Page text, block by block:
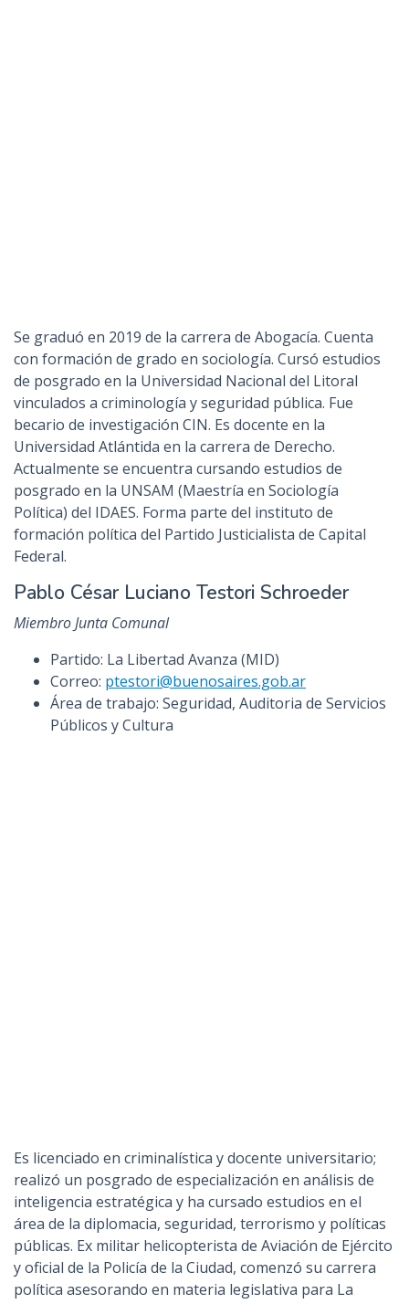
Se graduó en 2019 de la carrera de Abogacía. Cuenta
con formación de grado en sociología. Cursó estudios
de posgrado en la Universidad Nacional del Litoral
vinculados a criminología y seguridad pública. Fue
becario de investigación CIN. Es docente en la
Universidad Atlántida en la carrera de Derecho.
Actualmente se encuentra cursando estudios de
posgrado en la UNSAM (Maestría en Sociología
Política) del IDAES. Forma parte del instituto de
formación política del Partido Justicialista de Capital
Federal.
Pablo César Luciano Testori Schroeder
Miembro Junta Comunal
Partido: La Libertad Avanza (MID)
Correo: ptestori@buenosaires.gob.ar
Área de trabajo: Seguridad, Auditoria de Servicios
Públicos y Cultura
Es licenciado en criminalística y docente universitario;
realizó un posgrado de especialización en análisis de
inteligencia estratégica y ha cursado estudios en el
área de la diplomacia, seguridad, terrorismo y políticas
públicas. Ex militar helicopterista de Aviación de Ejército
y oficial de la Policía de la Ciudad, comenzó su carrera
política asesorando en materia legislativa para La